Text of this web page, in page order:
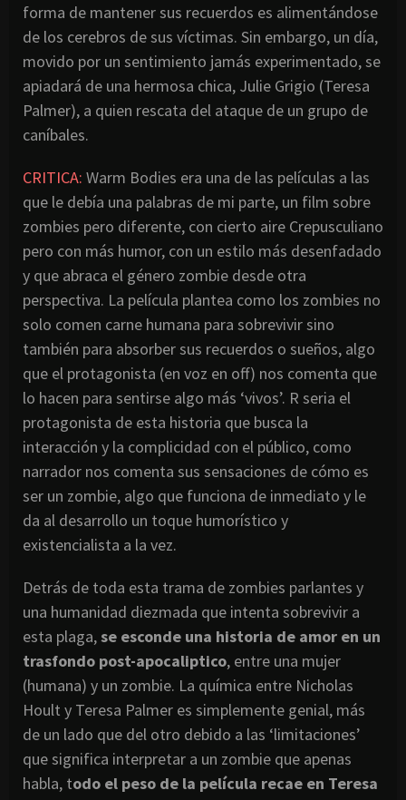
forma de mantener sus recuerdos es alimentándose
de los cerebros de sus víctimas. Sin embargo, un día,
movido por un sentimiento jamás experimentado, se
apiadará de una hermosa chica, Julie Grigio (Teresa
Palmer), a quien rescata del ataque de un grupo de
caníbales.
CRITICA: Warm Bodies era una de las películas a las
que le debía una palabras de mi parte, un film sobre
zombies pero diferente, con cierto aire Crepusculiano
pero con más humor, con un estilo más desenfadado
y que abraca el género zombie desde otra
perspectiva. La película plantea como los zombies no
solo comen carne humana para sobrevivir sino
también para absorber sus recuerdos o sueños, algo
que el protagonista (en voz en off) nos comenta que
lo hacen para sentirse algo más ‘vivos’. R seria el
protagonista de esta historia que busca la
interacción y la complicidad con el público, como
narrador nos comenta sus sensaciones de cómo es
ser un zombie, algo que funciona de inmediato y le
da al desarrollo un toque humorístico y
existencialista a la vez.
Detrás de toda esta trama de zombies parlantes y
una humanidad diezmada que intenta sobrevivir a
esta plaga,se esconde una historia de amor en un
trasfondo post-apocaliptico, entre una mujer
(humana) y un zombie. La química entre Nicholas
Hoult y Teresa Palmer es simplemente genial, más
de un lado que del otro debido a las ‘limitaciones’
que significa interpretar a un zombie que apenas
habla, todo el peso de la película recae en Teresa